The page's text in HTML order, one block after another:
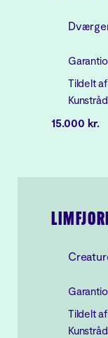
Tildelt
15.000 kr.
Tildelt